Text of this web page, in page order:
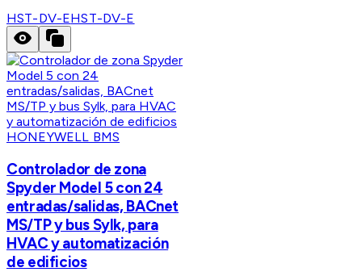
HST-DV-EHST-DV-E
HONEYWELL BMS
Controlador de zona
Spyder Model 5 con 24
entradas/salidas, BACnet
MS/TP y bus Sylk, para
HVAC y automatización
de edificios